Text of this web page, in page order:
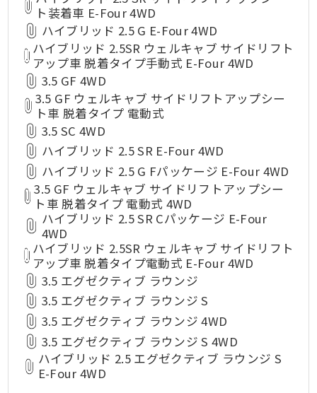
ト装着車 E-Four 4WD
ハイブリッド 2.5 G E-Four 4WD
ハイブリッド 2.5SR ウェルキャブ サイドリフト
アップ車 脱着タイプ手動式 E-Four 4WD
3.5 GF 4WD
3.5 GF ウェルキャブ サイドリフトアップシー
ト車 脱着タイプ 電動式
3.5 SC 4WD
ハイブリッド 2.5 SR E-Four 4WD
ハイブリッド 2.5 G Fパッケージ E-Four 4WD
3.5 GF ウェルキャブ サイドリフトアップシー
ト車 脱着タイプ 電動式 4WD
ハイブリッド 2.5 SR Cパッケージ E-Four
4WD
ハイブリッド 2.5SR ウェルキャブ サイドリフト
アップ車 脱着タイプ電動式 E-Four 4WD
3.5 エグゼクティブ ラウンジ
3.5 エグゼクティブ ラウンジ S
3.5 エグゼクティブ ラウンジ 4WD
3.5 エグゼクティブ ラウンジ S 4WD
ハイブリッド 2.5 エグゼクティブ ラウンジ S
E-Four 4WD